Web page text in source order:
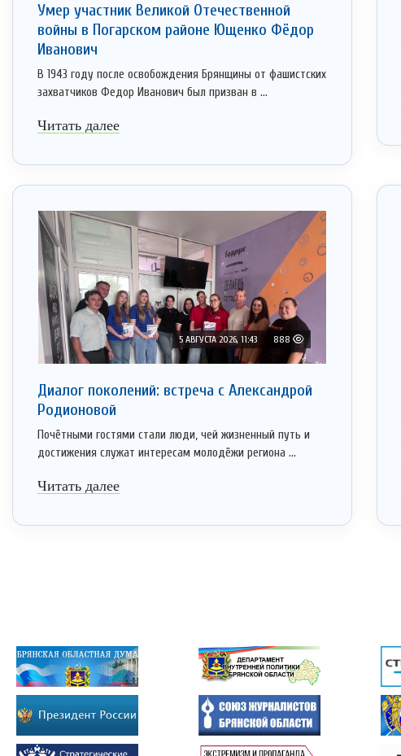
Умер участник Великой Отечественной
войны в Погарском районе Ющенко Фёдор
Иванович
В 1943 году после освобождения Брянщины от фашистских
захватчиков Федор Иванович был призван в ...
Читать далее
5 АВГУСТА 2026, 11:43 888
Диалог поколений: встреча с Александрой
Родионовой
Почётными гостями стали люди, чей жизненный путь и
достижения служат интересам молодёжи региона ...
Читать далее